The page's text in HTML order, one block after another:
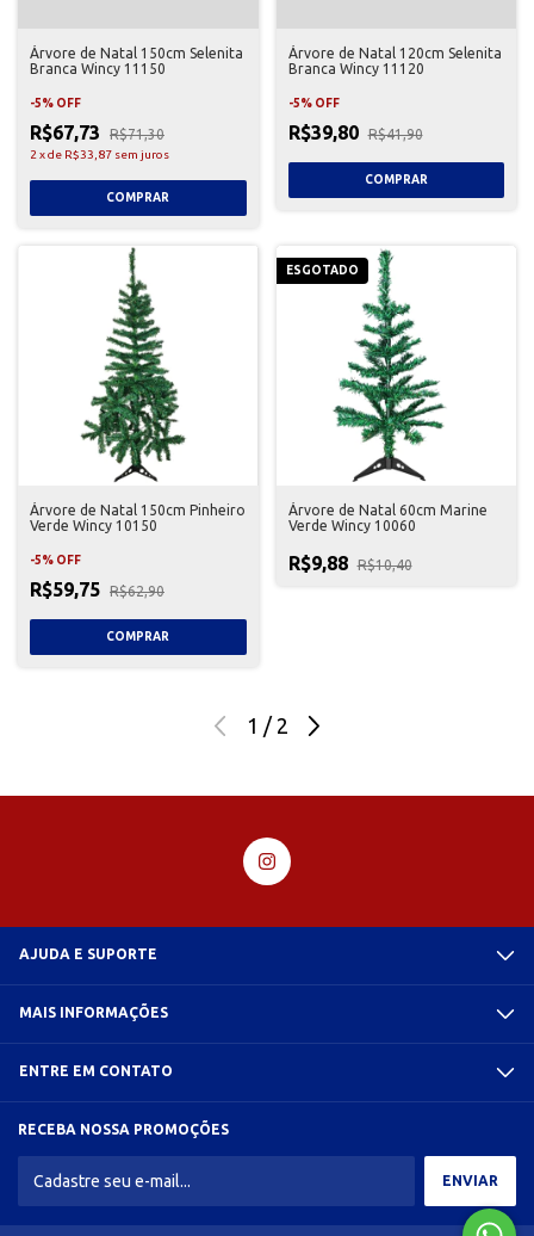
Árvore de Natal 150cm Selenita
Branca Wincy 11150
-5% OFF
R$67,73 R$71,30
2 xde R$33,87 sem juros
Árvore de Natal 120cm Selenita
Branca Wincy 11120
-5% OFF
R$39,80 R$41,90
Árvore de Natal 150cm Pinheiro
Verde Wincy 10150
-5% OFF
R$59,75 R$62,90
ESGOTADO
Árvore de Natal 60cm Marine
Verde Wincy 10060
R$9,88 R$10,40
1 / 2
AJUDA E SUPORTE
MAIS INFORMAÇÕES
ENTRE EM CONTATO
RECEBA NOSSA PROMOÇÕES